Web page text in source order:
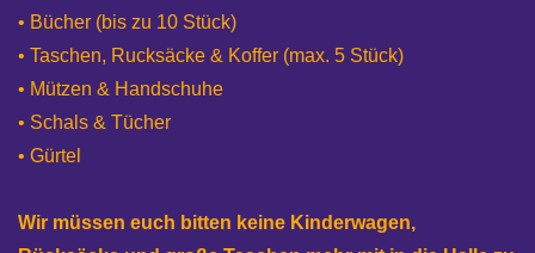
• Bücher (bis zu 10 Stück)
• Taschen, Rucksäcke & Koffer (max. 5 Stück)
• Mützen & Handschuhe
• Schals & Tücher
• Gürtel
Wir müssen euch bitten keine Kinderwagen,